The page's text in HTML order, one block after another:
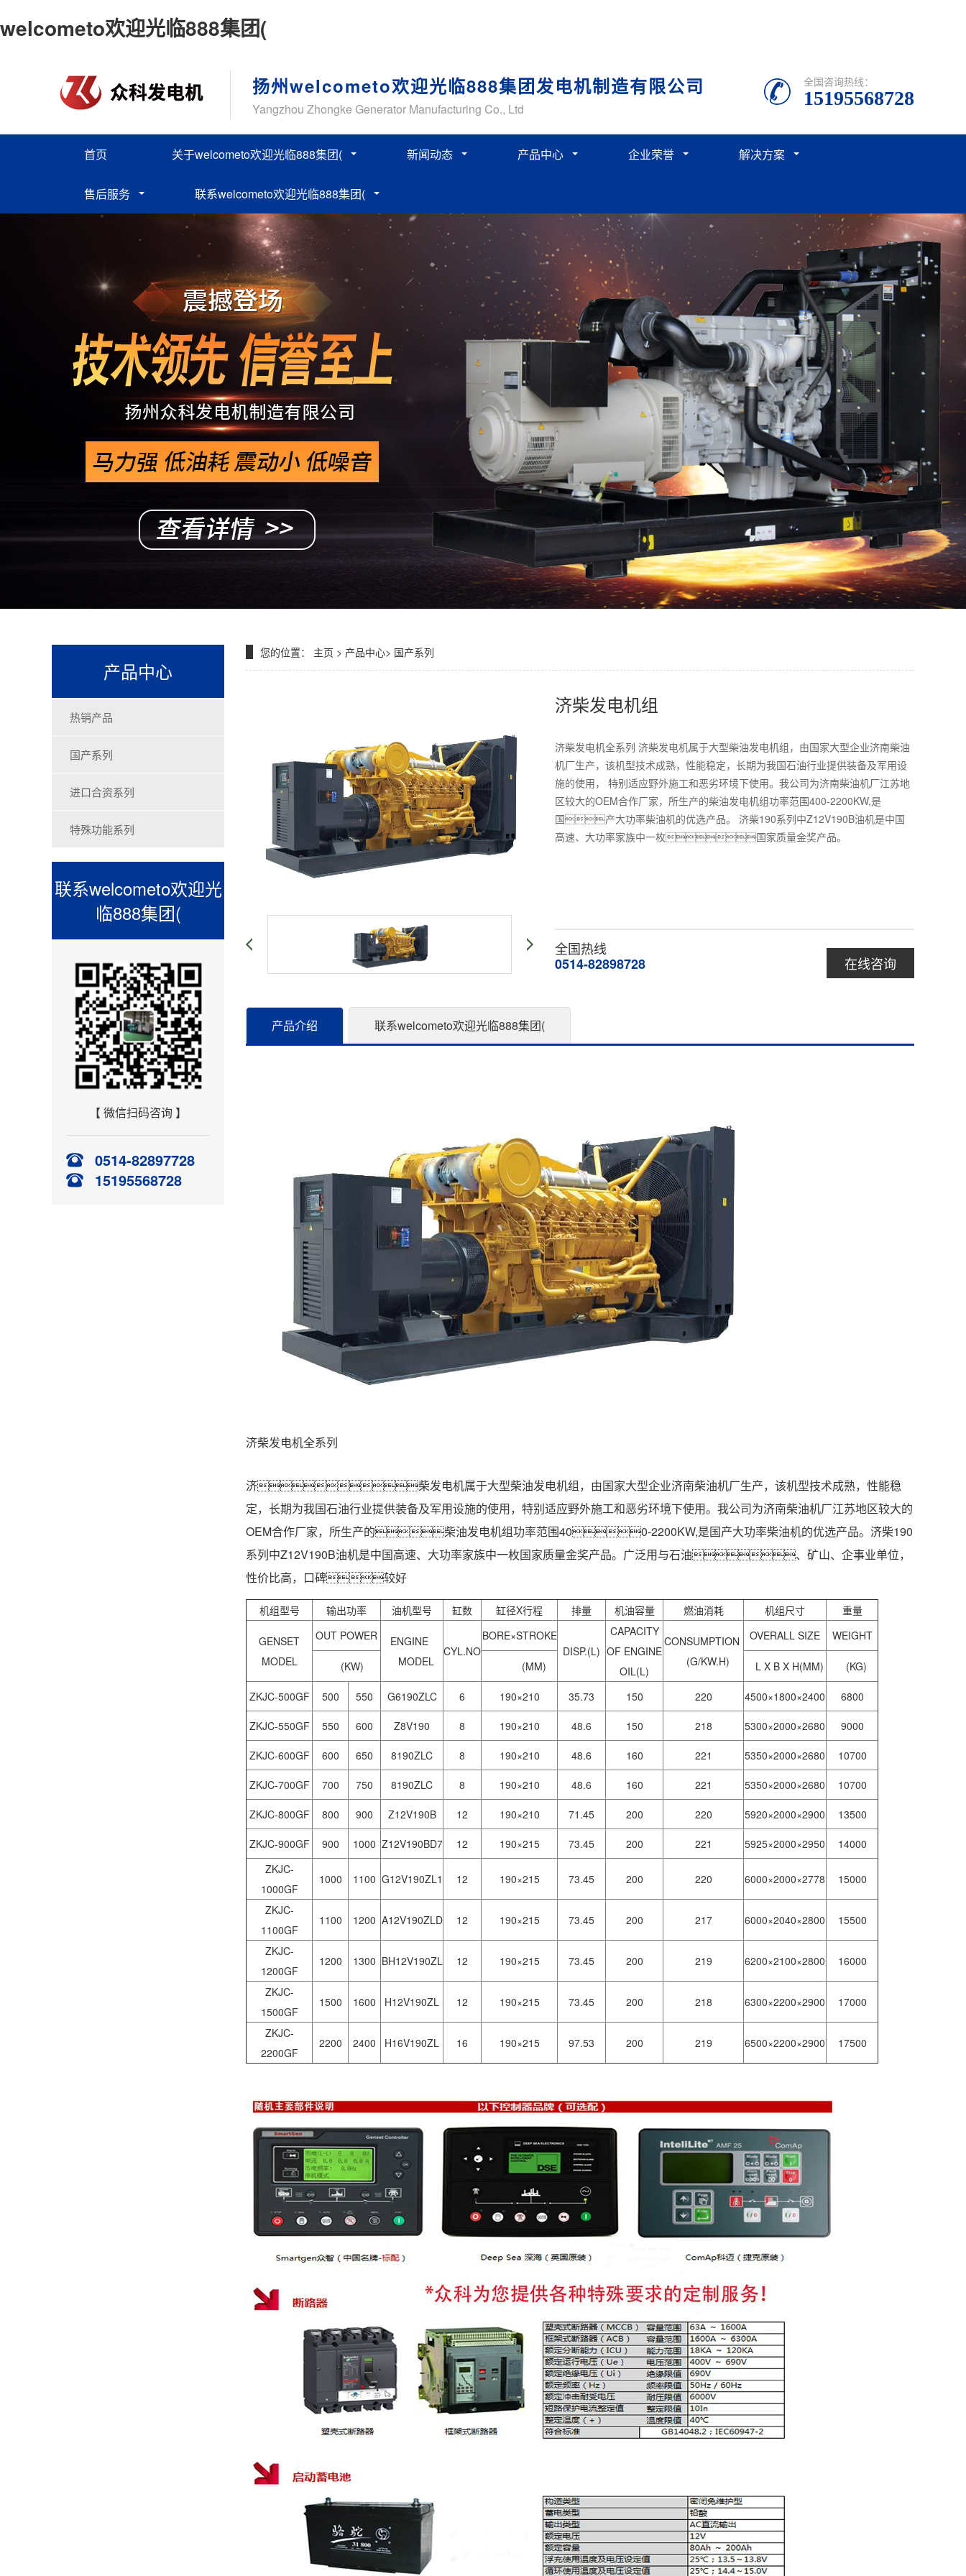
welcometo欢迎光临888集团(
扬州welcometo欢迎光临888集团发电机制造有限公司
Yangzhou Zhongke Generator Manufacturing Co., Ltd
全国咨询热线：
15195568728
首页 关于welcometo欢迎光临888集团( 新闻动态 产品中心 企业荣誉 解决方案
售后服务 联系welcometo欢迎光临888集团(
产品中心
热销产品
国产系列
进口合资系列
特殊功能系列
联系welcometo欢迎光
临888集团(
【 微信扫码咨询 】
0514-82897728
15195568728
您的位置： 主页 > 产品中心> 国产系列
济柴发电机组
济柴发电机全系列 济柴发电机属于大型柴油发电机组，由国家大型企业济南柴油
机厂生产，该机型技术成熟，性能稳定，长期为我国石油行业提供装备及军用设
施的使用， 特别适应野外施工和恶劣环境下使用。我公司为济南柴油机厂江苏地
区较大的OEM合作厂家，所生产的柴油发电机组功率范围400-2200KW,是
国产大功率柴油机的优选产品。 济柴190系列中Z12V190B油机是中国
高速、大功率家族中一枚国家质量金奖产品。
在线咨询
全国热线
0514-82898728
产品介绍 联系welcometo欢迎光临888集团(
济柴发电机全系列
济柴发电机属于大型柴油发电机组，由国家大型企业济南柴油机厂生产，该机型技术成熟，性能稳
定，长期为我国石油行业提供装备及军用设施的使用， 特别适应野外施工和恶劣环境下使用。我公司为济南柴油机厂江苏地区较大的
OEM合作厂家，所生产的柴油发电机组功率范围400-2200KW,是国产大功率柴油机的优选产品。 济柴190
系列中Z12V190B油机是中国高速、大功率家族中一枚国家质量金奖产品。广泛用与石油、矿山、企事业单位，
性价比高，口碑较好
机组型号 输出功率 油机型号 缸数 缸径X行程 排量 机油容量 燃油消耗 机组尺寸 重量
GENSET
MODEL
OUT POWER
ENGINE
MODEL
CYL.NO
BORE×STROKE
DISP.(L)
CAPACITY
OF ENGINE
OIL(L)
CONSUMPTION
(G/KW.H)
OVERALL SIZE WEIGHT
(KW) (MM) L X B X H(MM) (KG)
ZKJC-500GF 500 550 G6190ZLC 6 190×210 35.73 150 220 4500×1800×2400 6800
ZKJC-550GF 550 600 Z8V190 8 190×210 48.6 150 218 5300×2000×2680 9000
ZKJC-600GF 600 650 8190ZLC 8 190×210 48.6 160 221 5350×2000×2680 10700
ZKJC-700GF 700 750 8190ZLC 8 190×210 48.6 160 221 5350×2000×2680 10700
ZKJC-800GF 800 900 Z12V190B 12 190×210 71.45 200 220 5920×2000×2900 13500
ZKJC-900GF 900 1000 Z12V190BD7 12 190×215 73.45 200 221 5925×2000×2950
14000
ZKJC-
1000GF
1000 1100 G12V190ZL1 12 190×215 73.45 200 220 6000×2000×2778 15000
ZKJC-
1100GF
1100 1200 A12V190ZLD 12 190×215 73.45 200 217 6000×2040×2800 15500
ZKJC-
1200GF
1200 1300 BH12V190ZL 12 190×215 73.45 200 219 6200×2100×2800 16000
ZKJC-
1500GF
1500 1600 H12V190ZL 12 190×215 73.45 200 218 6300×2200×2900 17000
ZKJC-
2200GF
2200 2400 H16V190ZL 16 190×215 97.53 200 219 6500×2200×2900 17500